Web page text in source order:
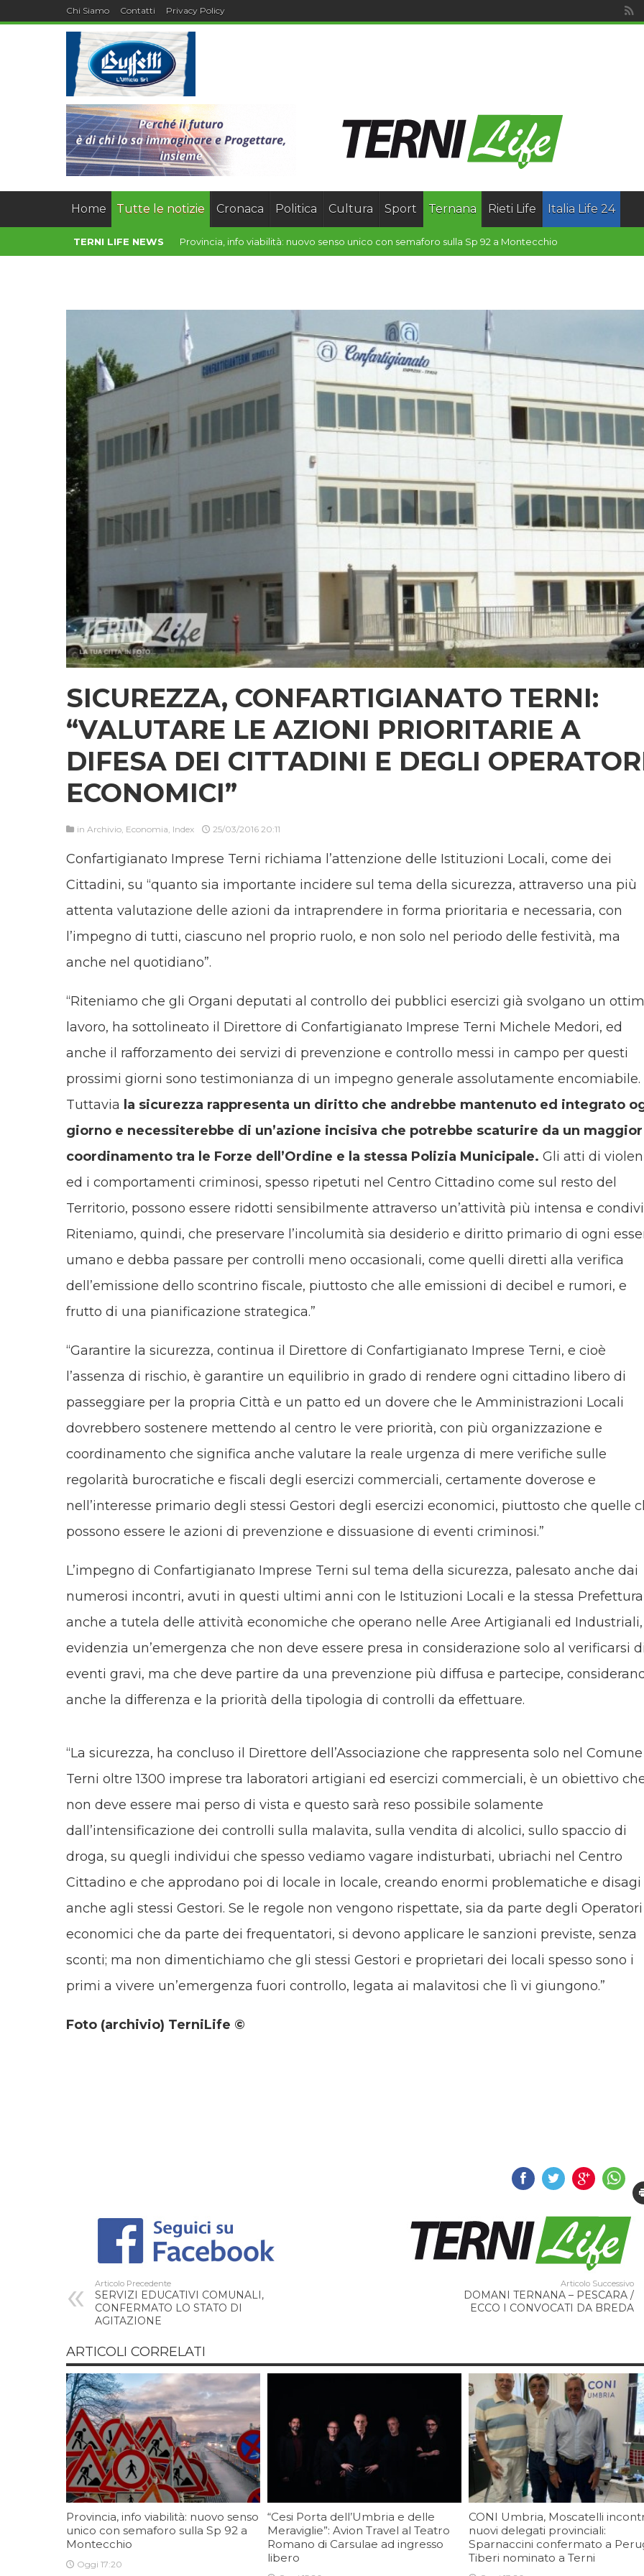
Chi Siamo Contatti Privacy Policy
Home Tutte le notizie Cronaca Politica Cultura Sport Ternana Rieti Life Italia Life 24
TERNI LIFE NEWS “Cesi Porta dell’Umb
SICUREZZA, CONFARTIGIANATO TERNI:
“VALUTARE LE AZIONI PRIORITARIE A
DIFESA DEI CITTADINI E DEGLI
ECONOMICI”
in Archivio, Economia, Index 25/03/2016 20:11
Confartigianato Imprese Terni richiama l’attenzione delle Istituzioni Locali, come dei
Cittadini, su “quanto sia importante incidere sul tema della sicurezza, attraverso una più
attenta valutazione delle azioni da intraprendere in forma prioritaria e necessaria, con
l’impegno di tutti, ciascuno nel proprio ruolo, e non solo nel periodo delle festività, ma
anche nel quotidiano”.
“Riteniamo che gli Organi deputati al controllo dei pubblici esercizi già svolgano un
lavoro, ha sottolineato il Direttore di Confartigianato Imprese Terni Michele Medori, ed
anche il rafforzamento dei servizi di prevenzione e controllo messi in campo per questi
prossimi giorni sono testimonianza di un impegno generale assolutamente encomiabile.
Tuttavia la sicurezza rappresenta un diritto che andrebbe mantenuto ed integrato
giorno e necessiterebbe di un’azione incisiva che potrebbe scaturire da un maggior
coordinamento tra le Forze dell’Ordine e la stessa Polizia Municipale. Gli atti di
ed i comportamenti criminosi, spesso ripetuti nel Centro Cittadino come sul resto del
Territorio, possono essere ridotti sensibilmente attraverso un’attività più intensa e
Riteniamo, quindi, che preservare l’incolumità sia desiderio e diritto primario di ogni
umano e debba passare per controlli meno occasionali, come quelli diretti alla verifica
dell’emissione dello scontrino fiscale, piuttosto che alle emissioni di decibel e rumori, e
frutto di una pianificazione strategica.”
“Garantire la sicurezza, continua il Direttore di Confartigianato Imprese Terni, e cioè
l’assenza di rischio, è garantire un equilibrio in grado di rendere ogni cittadino libero di
passeggiare per la propria Città e un patto ed un dovere che le Amministrazioni Locali
dovrebbero sostenere mettendo al centro le vere priorità, con più organizzazione e
coordinamento che significa anche valutare la reale urgenza di mere verifiche sulle
regolarità burocratiche e fiscali degli esercizi commerciali, certamente doverose e
nell’interesse primario degli stessi Gestori degli esercizi economici, piuttosto che quelle
possono essere le azioni di prevenzione e dissuasione di eventi criminosi.”
L’impegno di Confartigianato Imprese Terni sul tema della sicurezza, palesato anche dai
numerosi incontri, avuti in questi ultimi anni con le Istituzioni Locali e la stessa
anche a tutela delle attività economiche che operano nelle Aree Artigianali ed Industriali,
evidenzia un’emergenza che non deve essere presa in considerazione solo al verificarsi
eventi gravi, ma che deve partire da una prevenzione più diffusa e partecipe,
anche la differenza e la priorità della tipologia di controlli da effettuare.
“La sicurezza, ha concluso il Direttore dell’Associazione che rappresenta solo nel
Terni oltre 1300 imprese tra laboratori artigiani ed esercizi commerciali, è un obiettivo
non deve essere mai perso di vista e questo sarà reso possibile solamente
dall’intensificazione dei controlli sulla malavita, sulla vendita di alcolici, sullo spaccio di
droga, su quegli individui che spesso vediamo vagare indisturbati, ubriachi nel Centro
Cittadino e che approdano poi di locale in locale, creando enormi problematiche e disagi
anche agli stessi Gestori. Se le regole non vengono rispettate, sia da parte degli Operatori
economici che da parte dei frequentatori, si devono applicare le sanzioni previste, senza
sconti; ma non dimentichiamo che gli stessi Gestori e proprietari dei locali spesso sono i
primi a vivere un’emergenza fuori controllo, legata ai malavitosi che lì vi giungono.”
Foto (archivio) TerniLife ©
Articolo Precedente
SERVIZI EDUCATIVI COMUNALI,
CONFERMATO LO STATO DI
AGITAZIONE
Articolo Successivo
DOMANI TERNANA – PESCARA /
ECCO I CONVOCATI DA BREDA
ARTICOLI CORRELATI
Provincia, info viabilità: nuovo senso
unico con semaforo sulla Sp 92 a
Montecchio
Oggi 17:20
“Cesi Porta dell’Umbria e delle
Meraviglie”: Avion Travel al Teatro
Romano di Carsulae ad ingresso
libero
CONI Umbria, Moscatelli
nuovi delegati provinciali:
Sparnaccini confermato a
Tiberi nominato a Terni